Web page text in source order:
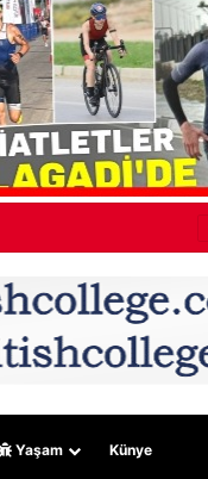
Yaşam Künye